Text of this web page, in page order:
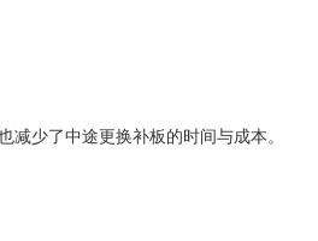
少了中途更换补板的时间与成本。